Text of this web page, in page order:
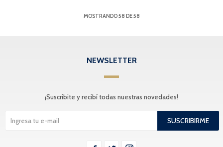
MOSTRANDO58 DE58
NEWSLETTER
¡Suscribite y recibí todas nuestras novedades!
SUSCRIBIRME